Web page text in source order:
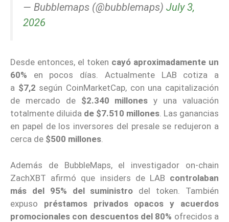
— Bubblemaps (@bubblemaps) July 3,
2026
Desde entonces, el token cayó aproximadamente un
60% en pocos días. Actualmente LAB cotiza a
a $7,2 según CoinMarketCap, con una capitalización
de mercado de $2.340 millones y una valuación
totalmente diluida de $7.510 millones. Las ganancias
en papel de los inversores del presale se redujeron a
cerca de $500 millones.
Además de BubbleMaps, el investigador on-chain
ZachXBT afirmó que insiders de LAB controlaban
más del 95% del suministro del token. También
expuso préstamos privados opacos y acuerdos
promocionales con descuentos del 80% ofrecidos a